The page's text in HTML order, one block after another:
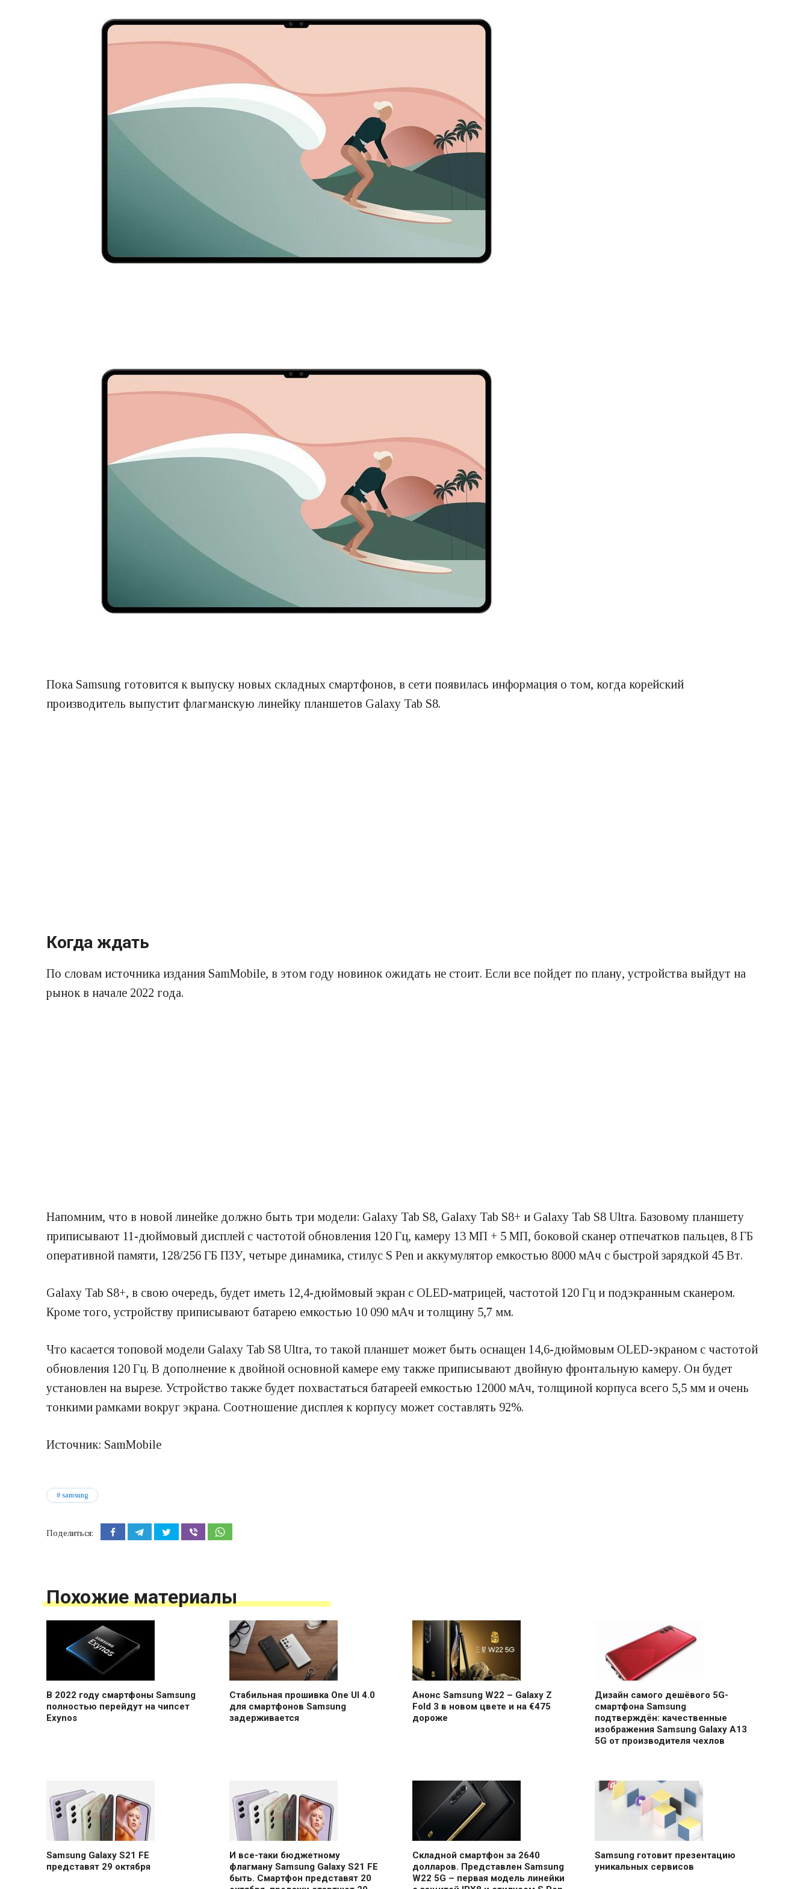
Пока Samsung готовится к выпуску новых складных смартфонов, в сети появилась информация о том, когда корейский
производитель выпустит флагманскую линейку планшетов Galaxy Tab S8.
Когда ждать
По словам источника издания SamMobile, в этом году новинок ожидать не стоит. Если все пойдет по плану, устройства выйдут на
рынок в начале 2022 года.
Напомним, что в новой линейке должно быть три модели: Galaxy Tab S8, Galaxy Tab S8+ и Galaxy Tab S8 Ultra. Базовому планшету
приписывают 11-дюймовый дисплей с частотой обновления 120 Гц, камеру 13 МП + 5 МП, боковой сканер отпечатков пальцев, 8 ГБ
оперативной памяти, 128/256 ГБ ПЗУ, четыре динамика, стилус S Pen и аккумулятор емкостью 8000 мАч с быстрой зарядкой 45 Вт.
Galaxy Tab S8+, в свою очередь, будет иметь 12,4-дюймовый экран с OLED-матрицей, частотой 120 Гц и подэкранным сканером.
Кроме того, устройству приписывают батарею емкостью 10 090 мАч и толщину 5,7 мм.
Что касается топовой модели Galaxy Tab S8 Ultra, то такой планшет может быть оснащен 14,6-дюймовым OLED-экраном с частотой
обновления 120 Гц. В дополнение к двойной основной камере ему также приписывают двойную фронтальную камеру. Он будет
установлен на вырезе. Устройство также будет похвастаться батареей емкостью 12000 мАч, толщиной корпуса всего 5,5 мм и очень
тонкими рамками вокруг экрана. Соотношение дисплея к корпусу может составлять 92%.
Источник: SamMobile
samsung
Поделиться:
Похожие материалы
В 2022 году смартфоны Samsung
полностью перейдут на чипсет
Exynos
Стабильная прошивка One UI 4.0
для смартфонов Samsung
задерживается
Анонс Samsung W22 – Galaxy Z
Fold 3 в новом цвете и на €475
дороже
Дизайн самого дешёвого 5G-
смартфона Samsung
подтверждён: качественные
изображения Samsung Galaxy A13
5G от производителя чехлов
Samsung Galaxy S21 FE
представят 29 октября
И все-таки бюджетному
флагману Samsung Galaxy S21 FE
быть. Смартфон представят 20
Складной смартфон за 2640
долларов. Представлен Samsung
W22 5G – первая модель линейки
Samsung готовит презентацию
уникальных сервисов